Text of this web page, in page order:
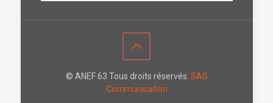
© ANEF 63 Tous droits réservés. SAS
Communication